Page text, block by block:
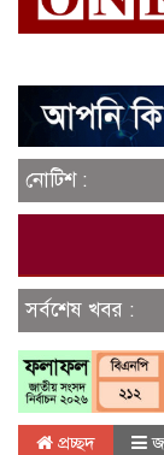
নোটিশ :
সর্বশেষ খবর :
প্রচ্ছদ